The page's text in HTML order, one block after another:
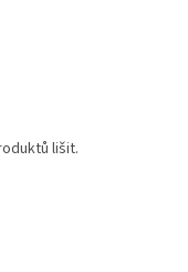
lišit.